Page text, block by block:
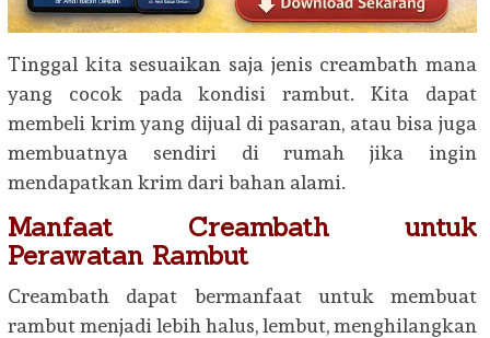
Tinggal kita sesuaikan saja jenis creambath mana
yang cocok pada kondisi rambut. Kita dapat
membeli krim yang dijual di pasaran, atau bisa juga
membuatnya sendiri di rumah jika ingin
mendapatkan krim dari bahan alami.
Manfaat Creambath untuk
Perawatan Rambut
Creambath dapat bermanfaat untuk membuat
rambut menjadi lebih halus, lembut, menghilangkan